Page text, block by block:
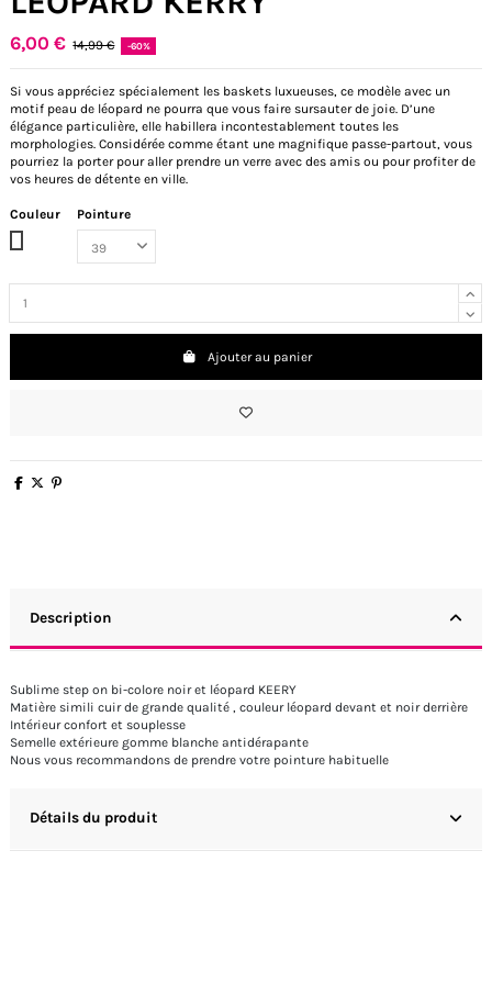
6,00 € 14,99 € -60%
Si vous appréciez spécialement les baskets luxueuses, ce modèle avec un
motif peau de léopard ne pourra que vous faire sursauter de joie. D’une
élégance particulière, elle habillera incontestablement toutes les
morphologies. Considérée comme étant une magnifique passe-partout, vous
pourriez la porter pour aller prendre un verre avec des amis ou pour profiter de
vos heures de détente en ville.
Couleur
Pointure
Ajouter au panier
Description
Sublime step on bi-colore noir et léopard KEERY
Matière simili cuir de grande qualité , couleur léopard devant et noir derrière
Intérieur confort et souplesse
Semelle extérieure gomme blanche antidérapante
Nous vous recommandons de prendre votre pointure habituelle
Détails du produit